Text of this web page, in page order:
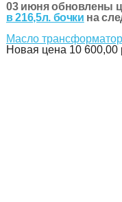
03 июня обновлены
в 216,5л. бочки на
Масло
Новая цена 10 600,00